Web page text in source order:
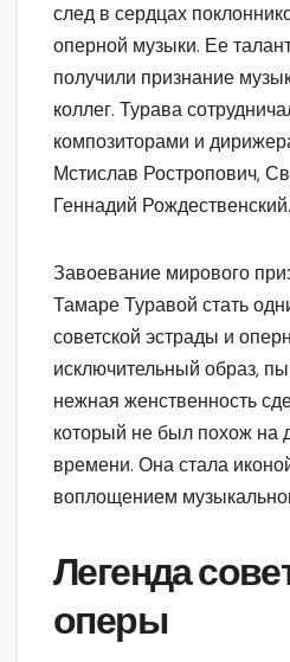
след в сердцах
оперной музыки. Ее
получили признание
коллег. Турава
композиторами и
Мстислав Ростропович,
Геннадий Рождественский.
Завоевание мирового
Тамаре Туравой стать
советской эстрады и
исключительный образ,
нежная женственность
который не был похож на
времени. Она стала
воплощением
Легенда
оперы